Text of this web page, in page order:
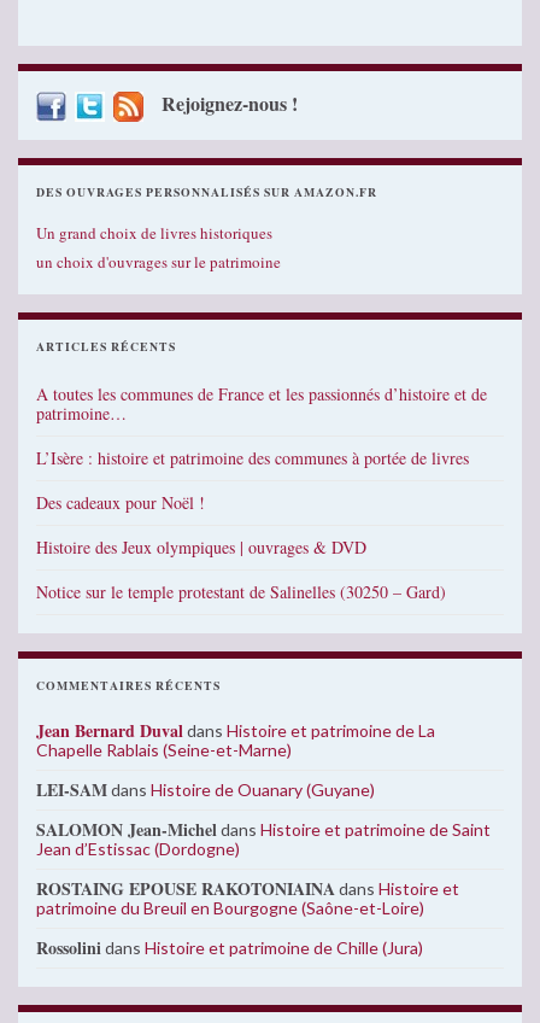
Rejoignez-nous !
DES OUVRAGES PERSONNALISÉS SUR AMAZON.FR
Un grand choix de livres historiques
un choix d'ouvrages sur le patrimoine
ARTICLES RÉCENTS
A toutes les communes de France et les passionnés d’histoire et de
patrimoine…
L’Isère : histoire et patrimoine des communes à portée de livres
Des cadeaux pour Noël !
Histoire des Jeux olympiques | ouvrages & DVD
Notice sur le temple protestant de Salinelles (30250 – Gard)
COMMENTAIRES RÉCENTS
Jean Bernard Duvaldans Histoire et patrimoine de La
Chapelle Rablais (Seine-et-Marne)
LEI-SAMdans Histoire de Ouanary (Guyane)
SALOMON Jean-Micheldans Histoire et patrimoine de Saint
Jean d’Estissac (Dordogne)
ROSTAING EPOUSE RAKOTONIAINAdans Histoire et
patrimoine du Breuil en Bourgogne (Saône-et-Loire)
Rossolinidans Histoire et patrimoine de Chille (Jura)